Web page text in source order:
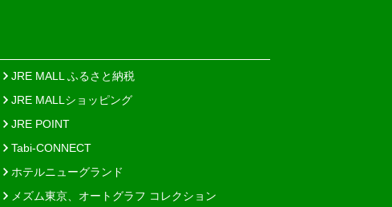
JRE MALL ふるさと納税
JRE MALLショッピング
JRE POINT
Tabi-CONNECT
ホテルニューグランド
メズム東京、オートグラフ コレクション